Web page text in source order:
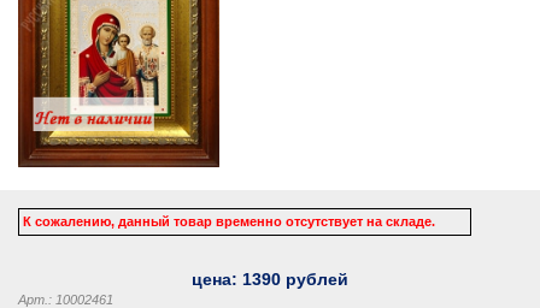
К сожалению, данный товар временно отсутствует на складе.
цена: 1390 рублей
Арт.: 10002461